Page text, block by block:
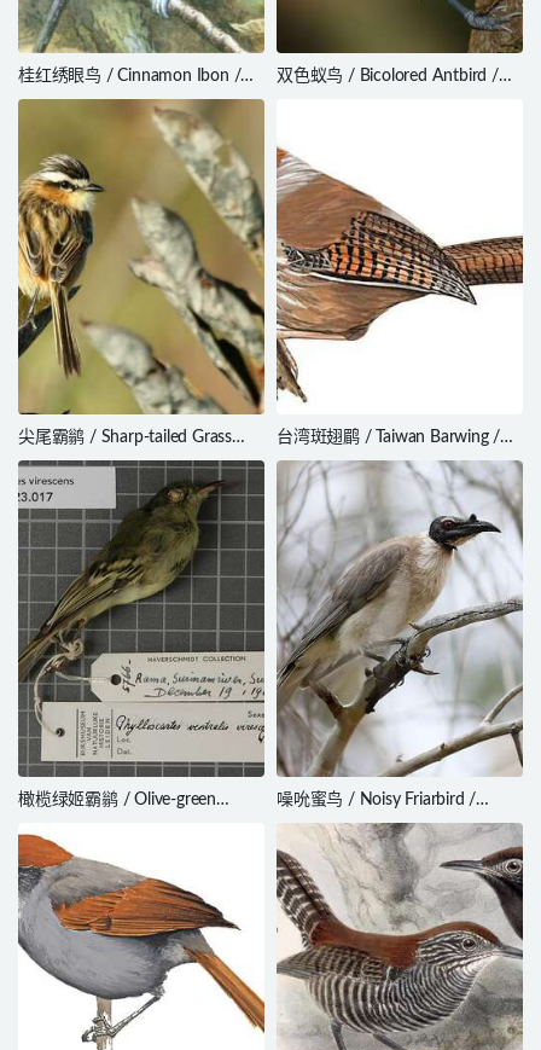
桂红绣眼鸟 / Cinnamon Ibon /
Hypocryptadius cinnamomeus
双色蚁鸟 / Bicolored Antbird /
尖尾霸鹟 / Sharp-tailed Grass
Tyrant / Culicivora caudacuta
台湾斑翅鹛 / Taiwan Barwing /
Actinodura morrisoniana
橄榄绿姬霸鹟 / Olive-green
virescens
噪吮蜜鸟 / Noisy Friarbird /
Philemon corniculatus